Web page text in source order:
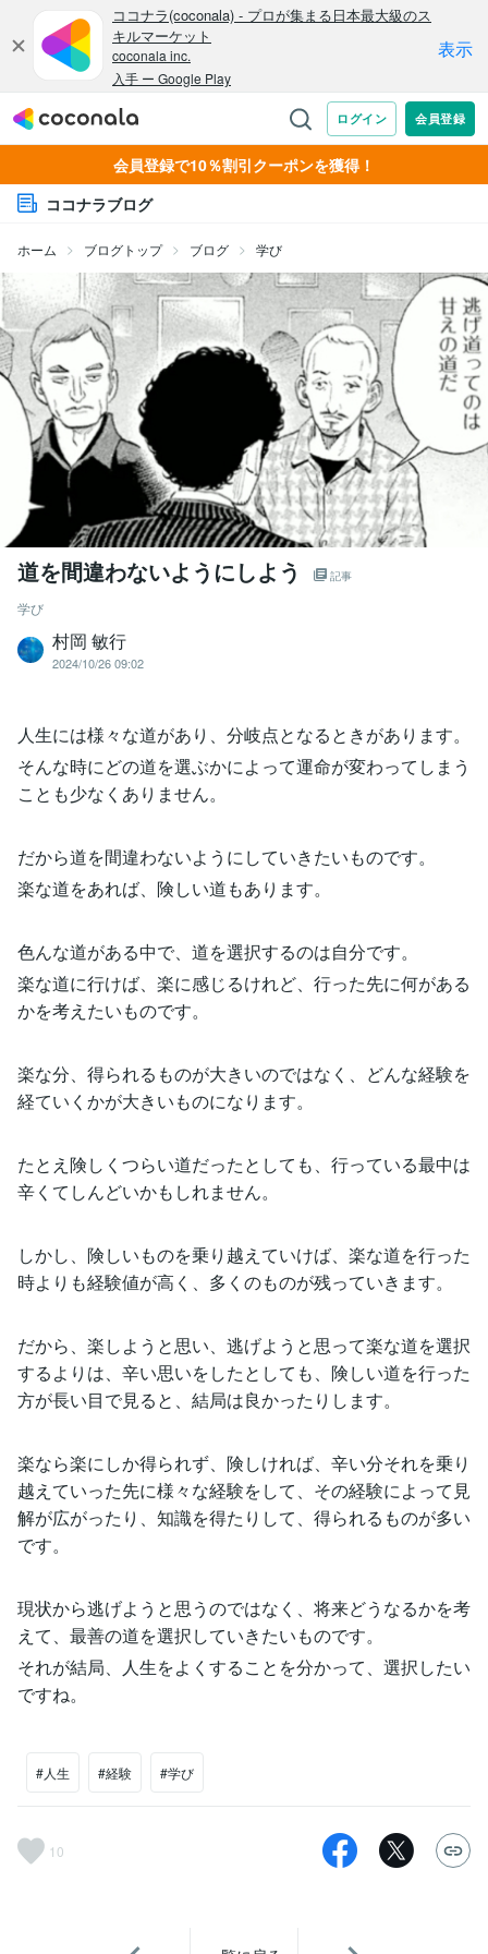
会員登録で10％割引クーポンを獲得！
ココナラブログ
ホーム ブログトップ ブログ 学び
道を間違わないようにしよう 記事
学び
村岡 敏行
2024/10/26 09:02
人生には様々な道があり、分岐点となるときがあります。
そんな時にどの道を選ぶかによって運命が変わってしまう
ことも少なくありません。
だから道を間違わないようにしていきたいものです。
楽な道をあれば、険しい道もあります。
色んな道がある中で、道を選択するのは自分です。
楽な道に行けば、楽に感じるけれど、行った先に何がある
かを考えたいものです。
楽な分、得られるものが大きいのではなく、どんな経験を
経ていくかが大きいものになります。
たとえ険しくつらい道だったとしても、行っている最中は
辛くてしんどいかもしれません。
しかし、険しいものを乗り越えていけば、楽な道を行った
時よりも経験値が高く、多くのものが残っていきます。
だから、楽しようと思い、逃げようと思って楽な道を選択
するよりは、辛い思いをしたとしても、険しい道を行った
方が長い目で見ると、結局は良かったりします。
楽なら楽にしか得られず、険しければ、辛い分それを乗り
越えていった先に様々な経験をして、その経験によって見
解が広がったり、知識を得たりして、得られるものが多い
です。
現状から逃げようと思うのではなく、将来どうなるかを考
えて、最善の道を選択していきたいものです。
それが結局、人生をよくすることを分かって、選択したい
ですね。
#人生 #経験 #学び
10